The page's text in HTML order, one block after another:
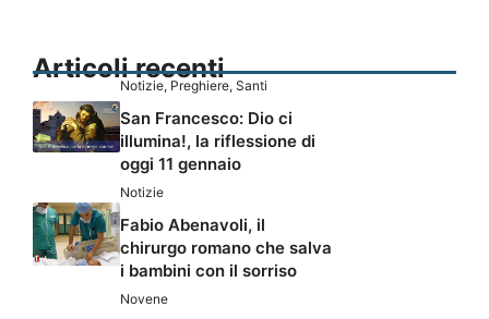
Articoli recenti
Notizie, Preghiere, Santi
San Francesco: Dio ci
illumina!, la riflessione di
oggi 11 gennaio
Notizie
Fabio Abenavoli, il
chirurgo romano che salva
i bambini con il sorriso
Novene